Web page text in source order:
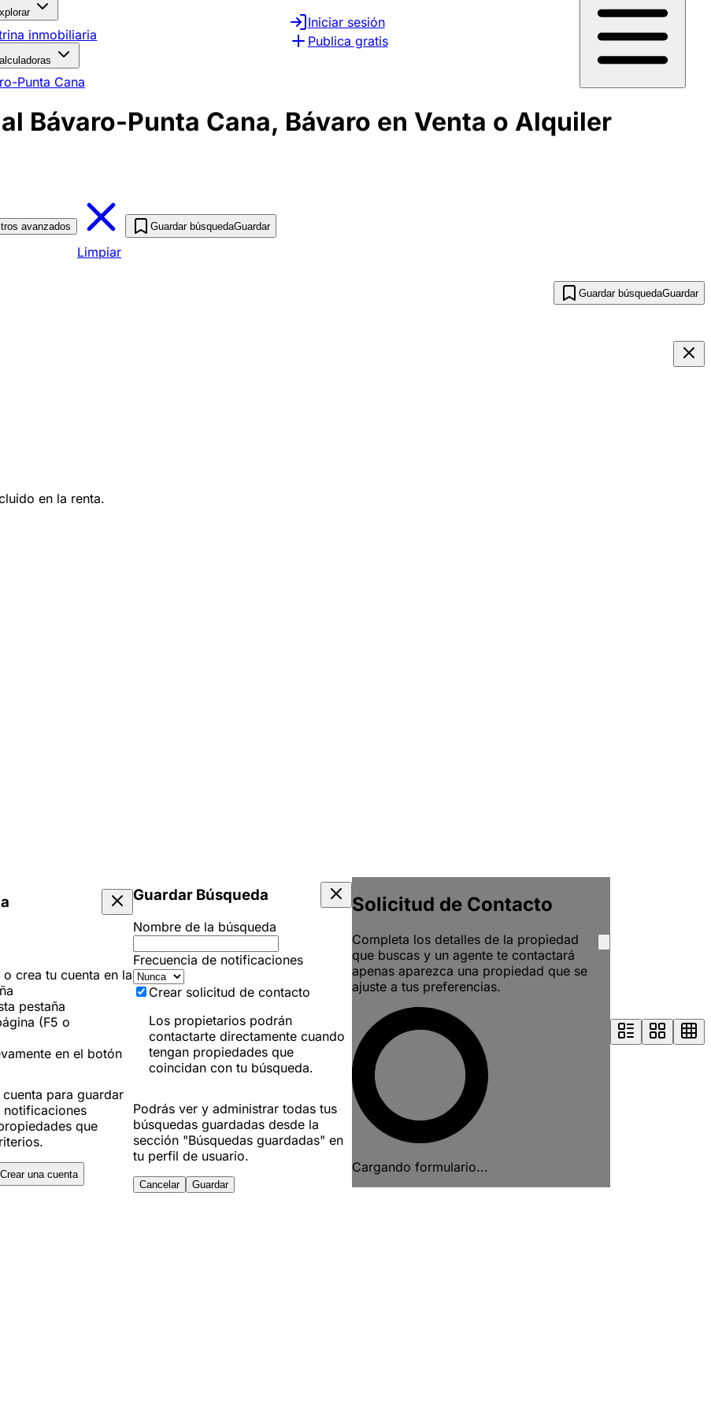
inmobiliaria
Iniciar sesión
Publica gratis
Punta Cana
Bávaro-Punta Cana, Bávaro en Venta o Alquiler
avanzados
Limpiar
Guardar búsquedaGuardar
Guardar búsquedaGuardar
en la renta.
o crea tu cuenta en la
pestaña
(F5 o
en el botón
para guardar
notificaciones
que
Crear una cuenta
Guardar Búsqueda
Nombre de la búsqueda
Frecuencia de notificaciones
Crear solicitud de contacto
Los propietarios podrán
contactarte directamente cuando
tengan propiedades que
coincidan con tu búsqueda.
Podrás ver y administrar todas tus
búsquedas guardadas desde la
sección "Búsquedas guardadas" en
tu perfil de usuario.
Cancelar Guardar
Solicitud de Contacto
Completa los detalles de la propiedad
que buscas y un agente te contactará
apenas aparezca una propiedad que se
ajuste a tus preferencias.
Cargando formulario...